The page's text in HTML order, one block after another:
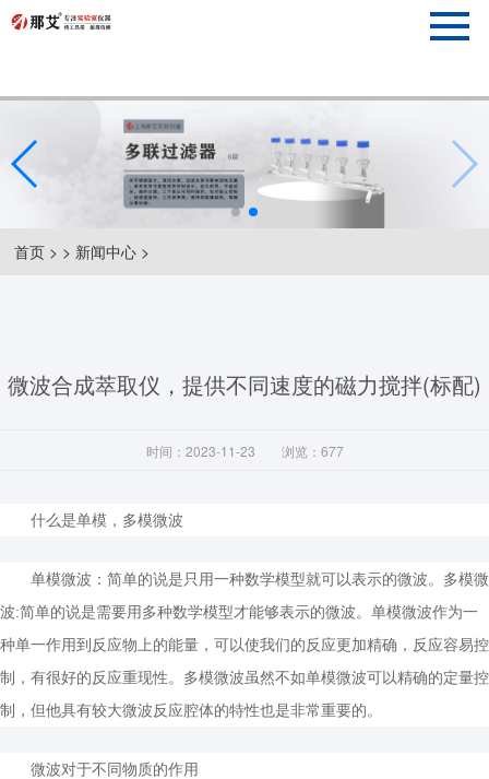
首页> > 新闻中心>
微波合成萃取仪，提供不同速度的磁力搅拌(标配)
时间：2023-11-23 浏览：677
什么是单模，多模微波
单模微波：简单的说是只用一种数学模型就可以表示的微波。多模微
波:简单的说是需要用多种数学模型才能够表示的微波。单模微波作为一
种单一作用到反应物上的能量，可以使我们的反应更加精确，反应容易控
制，有很好的反应重现性。多模微波虽然不如单模微波可以精确的定量控
制，但他具有较大微波反应腔体的特性也是非常重要的。
微波对于不同物质的作用